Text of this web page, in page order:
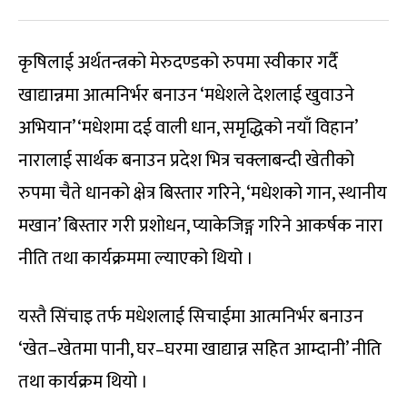
कृषिलाई अर्थतन्त्रको मेरुदण्डको रुपमा स्वीकार गर्दै
खाद्यान्नमा आत्मनिर्भर बनाउन ‘मधेशले देशलाई खुवाउने
अभियान’ ‘मधेशमा दई वाली धान, समृद्धिको नयाँ विहान’
नारालाई सार्थक बनाउन प्रदेश भित्र चक्लाबन्दी खेतीको
रुपमा चैते धानको क्षेत्र बिस्तार गरिने, ‘मधेशको गान, स्थानीय
मखान’ बिस्तार गरी प्रशोधन, प्याकेजिङ्ग गरिने आकर्षक नारा
नीति तथा कार्यक्रममा ल्याएको थियो ।
यस्तै सिंचाइ तर्फ मधेशलाई सिचाईमा आत्मनिर्भर बनाउन
‘खेत–खेतमा पानी, घर–घरमा खाद्यान्न सहित आम्दानी’ नीति
तथा कार्यक्रम थियो ।